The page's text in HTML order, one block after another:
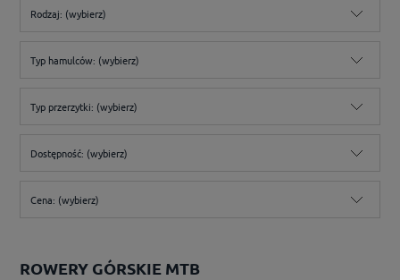
Rodzaj: (wybierz)
Typ hamulców: (wybierz)
Typ przerzytki: (wybierz)
Dostępność: (wybierz)
Cena: (wybierz)
ROWERY GÓRSKIE MTB